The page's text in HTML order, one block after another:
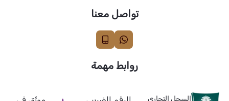
تواصل معنا
روابط مهمة
السجل التجاري